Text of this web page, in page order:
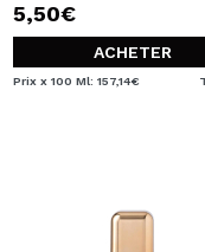
5,50€
ACHETER
Prix x 100 Ml: 157,14€